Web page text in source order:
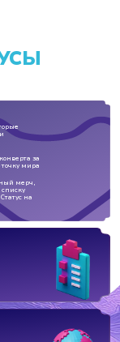
за
мира
мерч,
на